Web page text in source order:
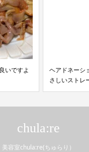
いですよ
ヘアドネーシ
さしいストレ
chula:re
美容室chula:re(ちゅらり）